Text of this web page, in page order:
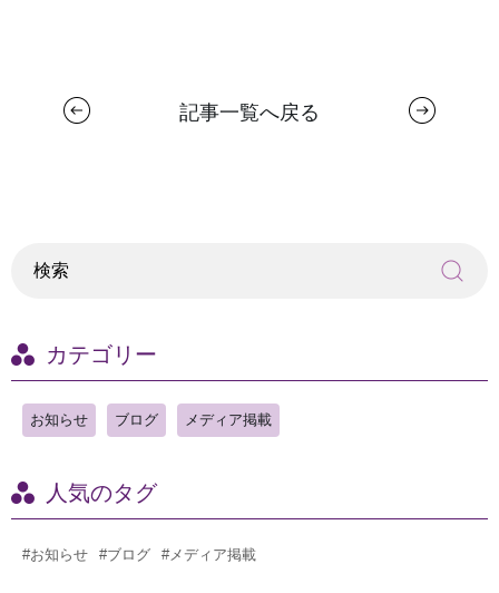
記事一覧へ戻る
カテゴリー
お知らせ ブログ メディア掲載
人気のタグ
#お知らせ #ブログ #メディア掲載